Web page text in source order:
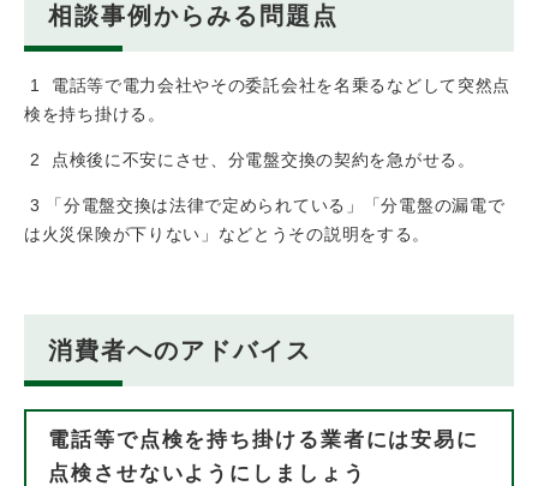
相談事例からみる問題点
1 電話等で電力会社やその委託会社を名乗るなどして突然点
検を持ち掛ける。
2 点検後に不安にさせ、分電盤交換の契約を急がせる。
3 「分電盤交換は法律で定められている」「分電盤の漏電で
は火災保険が下りない」などとうその説明をする。
消費者へのアドバイス
電話等で点検を持ち掛ける業者には安易に
点検させないようにしましょう